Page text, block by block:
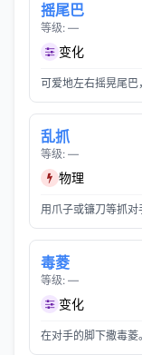
摇尾巴
等级: —
变化
可爱地左右摇晃尾巴
乱抓
等级: —
物理
用爪子或镰刀等抓对
毒菱
等级: —
变化
在对手的脚下撒毒菱